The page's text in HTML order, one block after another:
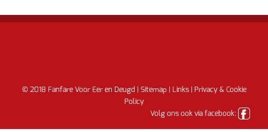
© 2018 Fanfare Voor Eer en Deugd | Sitemap Links|
Privacy & Cookie
Policy
Volg ons ook via facebook: